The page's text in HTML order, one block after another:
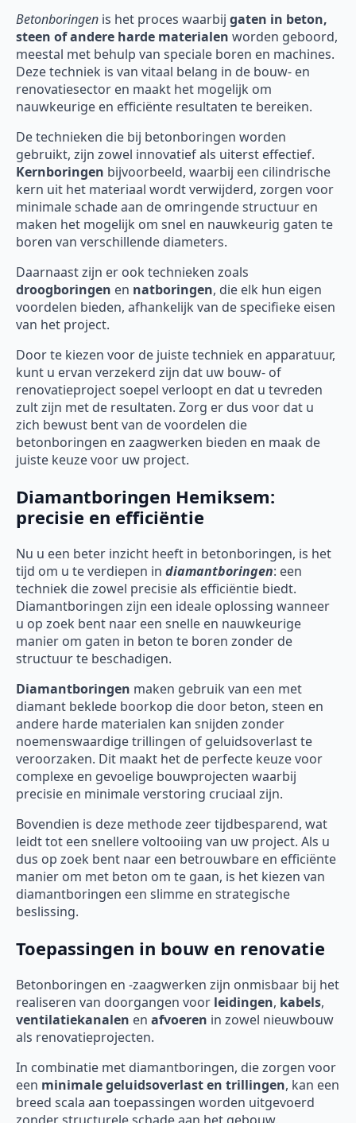
Betonboringen is het proces waarbij gaten in beton,
steen of andere harde materialen worden geboord,
meestal met behulp van speciale boren en machines.
Deze techniek is van vitaal belang in de bouw- en
renovatiesector en maakt het mogelijk om
nauwkeurige en efficiënte resultaten te bereiken.
De technieken die bij betonboringen worden
gebruikt, zijn zowel innovatief als uiterst effectief.
Kernboringen bijvoorbeeld, waarbij een cilindrische
kern uit het materiaal wordt verwijderd, zorgen voor
minimale schade aan de omringende structuur en
maken het mogelijk om snel en nauwkeurig gaten te
boren van verschillende diameters.
Daarnaast zijn er ook technieken zoals
droogboringen en natboringen, die elk hun eigen
voordelen bieden, afhankelijk van de specifieke eisen
van het project.
Door te kiezen voor de juiste techniek en apparatuur,
kunt u ervan verzekerd zijn dat uw bouw- of
renovatieproject soepel verloopt en dat u tevreden
zult zijn met de resultaten. Zorg er dus voor dat u
zich bewust bent van de voordelen die
betonboringen en zaagwerken bieden en maak de
juiste keuze voor uw project.
Diamantboringen Hemiksem:
precisie en efficiëntie
Nu u een beter inzicht heeft in betonboringen, is het
tijd om u te verdiepen in diamantboringen: een
techniek die zowel precisie als efficiëntie biedt.
Diamantboringen zijn een ideale oplossing wanneer
u op zoek bent naar een snelle en nauwkeurige
manier om gaten in beton te boren zonder de
structuur te beschadigen.
Diamantboringen maken gebruik van een met
diamant beklede boorkop die door beton, steen en
andere harde materialen kan snijden zonder
noemenswaardige trillingen of geluidsoverlast te
veroorzaken. Dit maakt het de perfecte keuze voor
complexe en gevoelige bouwprojecten waarbij
precisie en minimale verstoring cruciaal zijn.
Bovendien is deze methode zeer tijdbesparend, wat
leidt tot een snellere voltooiing van uw project. Als u
dus op zoek bent naar een betrouwbare en efficiënte
manier om met beton om te gaan, is het kiezen van
diamantboringen een slimme en strategische
beslissing.
Toepassingen in bouw en renovatie
Betonboringen en -zaagwerken zijn onmisbaar bij het
realiseren van doorgangen voor leidingen, kabels,
ventilatiekanalen en afvoeren in zowel nieuwbouw
als renovatieprojecten.
In combinatie met diamantboringen, die zorgen voor
een minimale geluidsoverlast en trillingen, kan een
breed scala aan toepassingen worden uitgevoerd